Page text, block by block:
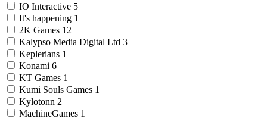
IO Interactive 5
It's happening 1
2K Games 12
Kalypso Media Digital Ltd 3
Keplerians 1
Konami 6
KT Games 1
Kumi Souls Games 1
Kylotonn 2
MachineGames 1